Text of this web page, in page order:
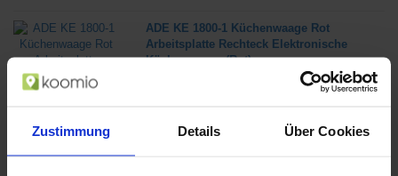
Zustimmung Details Über Cookies
ADE KE 1800-1 Küchenwaage Rot
Arbeitsplatte Rechteck Elektronische
Küchenwaage (Rot)